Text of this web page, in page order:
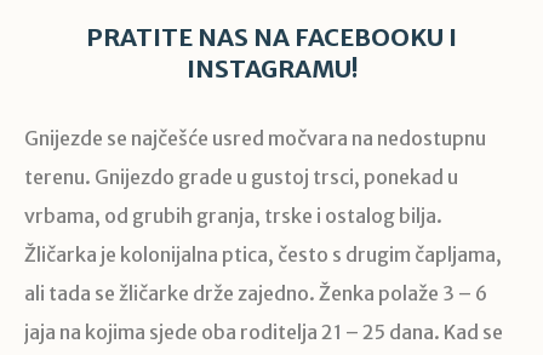
PRATITE NAS NA FACEBOOKU I
INSTAGRAMU!
Gnijezde se najčešće usred močvara na nedostupnu
terenu. Gnijezdo grade u gustoj trsci, ponekad u
vrbama, od grubih granja, trske i ostalog bilja.
Žličarka je kolonijalna ptica, često s drugim čapljama,
ali tada se žličarke drže zajedno. Ženka polaže 3 – 6
jaja na kojima sjede oba roditelja 21 – 25 dana. Kad se